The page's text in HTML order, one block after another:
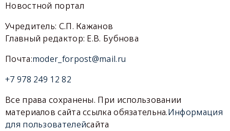
Новостной портал
Учредитель: С.П. Кажанов
Главный редактор: Е.В. Бубнова
Почта:moder_forpost@mail.ru
+7 978 249 12 82
Все права сохранены. При использовании
материалов сайта ссылка обязательна.Информация
для пользователейсайта